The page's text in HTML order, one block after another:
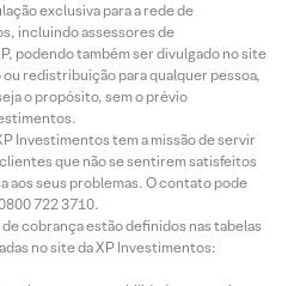
exclusiva para a rede de
incluindo assessores de
podendo também ser divulgado no site
redistribuição para qualquer pessoa,
o propósito, sem o prévio
Investimentos tem a missão de servir
que não se sentirem satisfeitos
aos seus problemas. O contato pode
722 3710.
cobrança estão definidos nas tabelas
no site da XP Investimentos: